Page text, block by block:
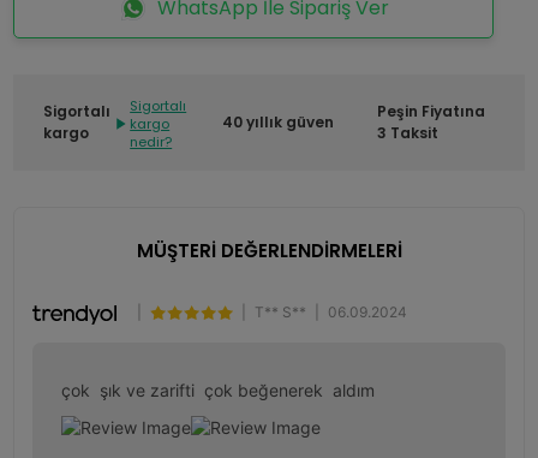
WhatsApp İle Sipariş Ver
Sigortalı
kargo
Sigortalı
kargo
nedir?
40 yıllık güven
Peşin Fiyatına
3 Taksit
MÜŞTERİ DEĞERLENDİRMELERİ
T** S** 06.09.2024
çok  şık ve zarifti  çok beğenerek  aldım